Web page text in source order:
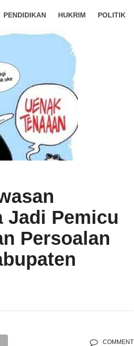
PENDIDIKAN HUKRIM POLITIK
Jadi Pemicu
Persoalan
COMMENT